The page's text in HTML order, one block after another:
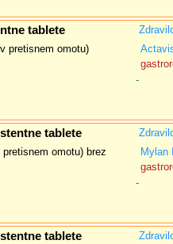
tablete
pretisnem omotu)
-
tablete
omotu) brez
Mylan
-
tablete